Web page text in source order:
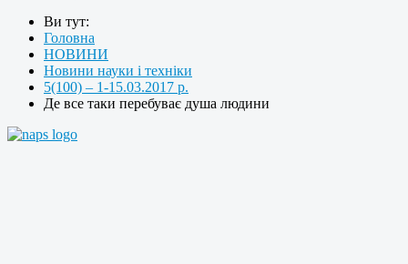
Ви тут:
Головна
НОВИНИ
Новини науки і техніки
5(100) – 1-15.03.2017 р.
Де все таки перебуває душа людини